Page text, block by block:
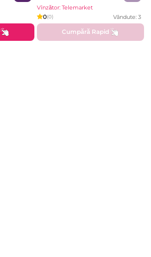
Vînzător: Telemarket
0(0) Vândute: 3
Cumpără Rapid